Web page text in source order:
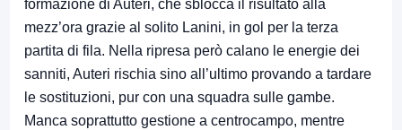
formazione di Auteri, che sblocca il risultato alla
mezz’ora grazie al solito Lanini, in gol per la terza
partita di fila. Nella ripresa però calano le energie dei
sanniti, Auteri rischia sino all’ultimo provando a tardare
le sostituzioni, pur con una squadra sulle gambe.
Manca soprattutto gestione a centrocampo, mentre